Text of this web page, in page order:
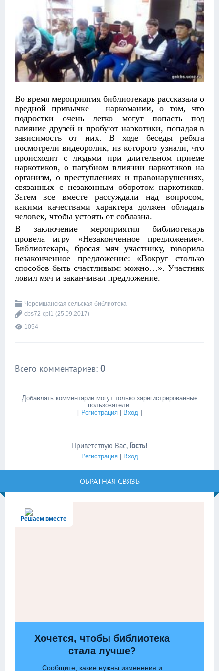
Во время мероприятия библиотекарь рассказала о
вредной привычке – наркомании, о том, что
подростки очень легко могут попасть под
влияние друзей и пробуют наркотики, попадая в
зависимость от них. В ходе беседы ребята
посмотрели видеоролик, из которого узнали, что
происходит с людьми при длительном приеме
наркотиков, о пагубном влиянии наркотиков на
организм, о преступлениях и правонарушениях,
связанных с незаконным оборотом наркотиков.
Затем все вместе рассуждали над вопросом,
какими качествами характера должен обладать
человек, чтобы устоять от соблазна.
В заключение мероприятия библиотекарь
провела игру «Незаконченное предложение».
Библиотекарь, бросая мяч участнику, говорила
незаконченное предложение: «Вокруг столько
способов быть счастливым: можно…». Участник
ловил мяч и заканчивал предложение.
Черемшанская сельская библиотека
cbs72-cpi1 (25.09.2017)
1054
Всего комментариев: 0
Добавлять комментарии могут только зарегистрированные
пользователи.
[ Регистрация| Вход]
Приветствую Вас, Гость!
Регистрация| Вход
ОБРАТНАЯ СВЯЗЬ
Решаем вместе
Хочется, чтобы библиотека
стала лучше?
Сообщите, какие нужны изменения и